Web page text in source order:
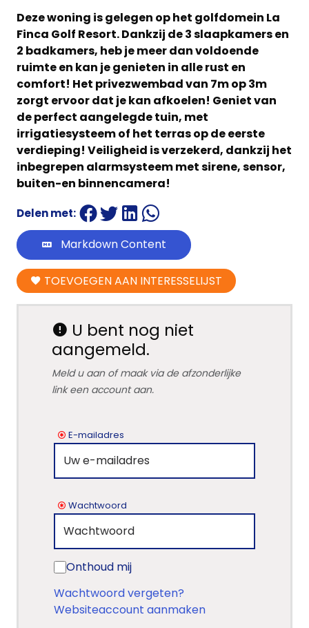
Deze woning is gelegen op het golfdomein La
Finca Golf Resort. Dankzij de 3 slaapkamers en
2 badkamers, heb je meer dan voldoende
ruimte en kan je genieten in alle rust en
comfort! Het privezwembad van 7m op 3m
zorgt ervoor dat je kan afkoelen! Geniet van
de perfect aangelegde tuin, met
irrigatiesysteem of het terras op de eerste
verdieping! Veiligheid is verzekerd, dankzij het
inbegrepen alarmsysteem met sirene, sensor,
buiten-en binnencamera!
Delen met:
Markdown Content
TOEVOEGEN AAN INTERESSELIJST
U bent nog niet
aangemeld.
Meld u aan of maak via de afzonderlijke
link een account aan.
E-mailadres
Wachtwoord
Onthoud mij
Wachtwoord vergeten?
Websiteaccount aanmaken